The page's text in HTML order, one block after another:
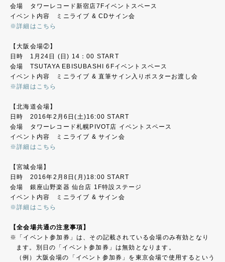
会場 タワーレコード新宿店7Fイベントスペース
イベント内容 ミニライブ & CDサイン会
※詳細はこちら
【大阪会場②】
日時 1月24日 (日) 14：00 START
会場 TSUTAYA EBISUBASHI 6Fイベントスペース
イベント内容 ミニライブ & 直筆サイン入りポスターお渡し会
※詳細はこちら
【北海道会場】
日時 2016年2月6日(土)16:00 START
会場 タワーレコード札幌PIVOT店 イベントスペース
イベント内容 ミニライブ & サイン会
※詳細はこちら
【宮城会場】
日時 2016年2月8日(月)18:00 START
会場 銀座山野楽器 仙台店 1F特設ステージ
イベント内容 ミニライブ & サイン会
※詳細はこちら
【全会場共通の注意事項】
「イベント参加券」は、その記載されている会場のみ有効となり
ます。別日の「イベント参加券」は無効となります。
（例）大阪会場の「イベント参加券」を東京会場で使用するという